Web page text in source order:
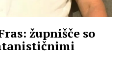
župnišče so